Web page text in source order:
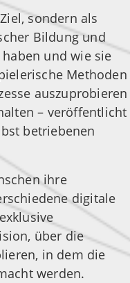
sondern als
Bildung und
und wie sie
Methoden
auszuprobieren
– veröffentlicht
betriebenen
ihre
digitale
über die
in dem die
werden.